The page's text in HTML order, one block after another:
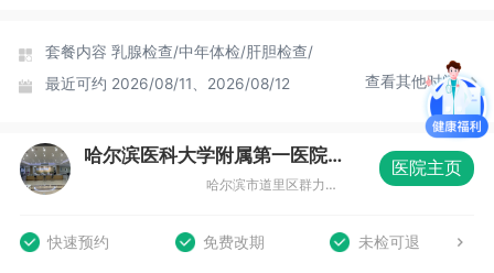
套餐内容 乳腺检查/中年体检/肝胆检查/
最近可约 2026/08/11、2026/08/12 查看其他时间
哈尔滨医科大学附属第一医院体检中心群力院区
哈尔滨市道里区群力第七大道2075号体检中心
医院主页
快速预约 免费改期 未检可退